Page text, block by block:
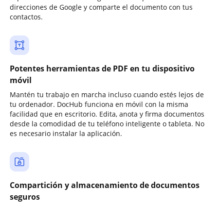
direcciones de Google y comparte el documento con tus
contactos.
Potentes herramientas de PDF en tu dispositivo
móvil
Mantén tu trabajo en marcha incluso cuando estés lejos de
tu ordenador. DocHub funciona en móvil con la misma
facilidad que en escritorio. Edita, anota y firma documentos
desde la comodidad de tu teléfono inteligente o tableta. No
es necesario instalar la aplicación.
Compartición y almacenamiento de documentos
seguros